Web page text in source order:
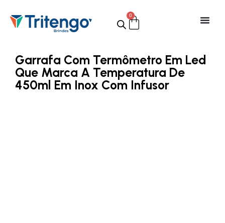
0
Garrafa Com Termômetro Em Led
Que Marca A Temperatura De
450ml Em Inox Com Infusor